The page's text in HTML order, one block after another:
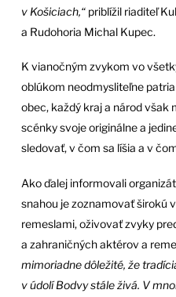
v Košiciach,“priblížil riaditeľ
a Rudohoria Michal Kupec.
K vianočným zvykom vo
oblúkom neodmysliteľne
obec, každý kraj a národ však
scénky svoje originálne a
sledovať, v čom sa líšia a v
Ako ďalej informovali
snahou je zoznamovať širokú
remeslami, oživovať zvyky
a zahraničných aktérov a
mimoriadne dôležité, že
v údolí Bodvy stále živá. V